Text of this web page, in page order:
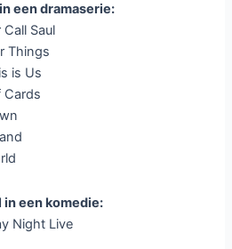
een dramaserie:
Saul
Things
is Us
Cards
een komedie:
Night Live